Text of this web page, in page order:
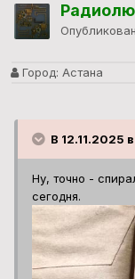
Город: Астана
В 12.11.2025
Ну, точно -
сегодня.